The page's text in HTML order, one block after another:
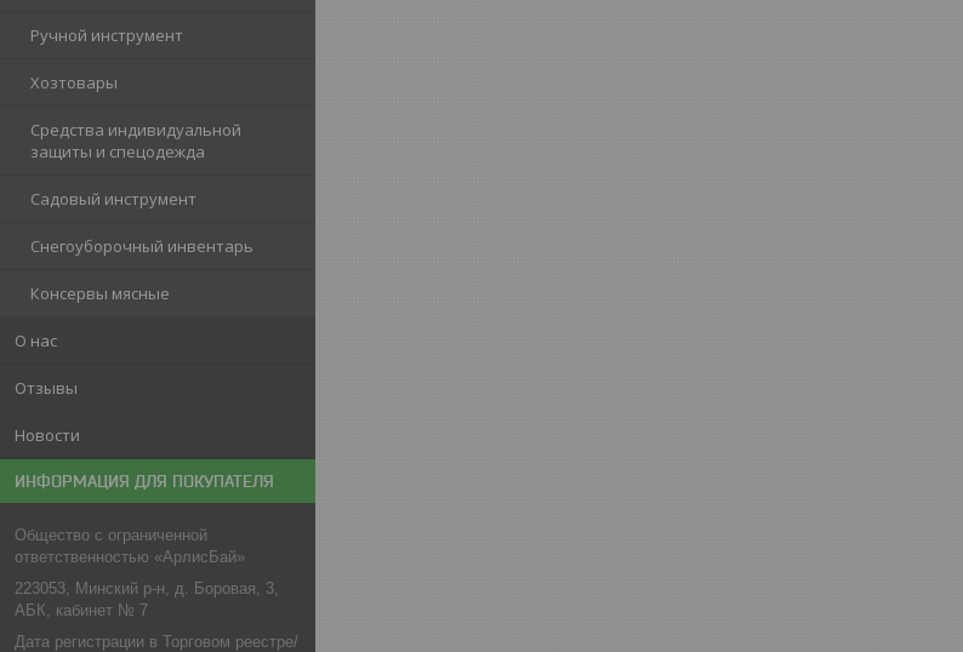
Ручной инструмент
Хозтовары
Средства индивидуальной
защиты и спецодежда
Садовый инструмент
Снегоуборочный инвентарь
Консервы мясные
О нас
Отзывы
Новости
ИНФОРМАЦИЯ ДЛЯ ПОКУПАТЕЛЯ
Общество с ограниченной
ответственностью «АрлисБай»
223053, Минский р-н, д. Боровая, 3,
АБК, кабинет № 7
Дата регистрации в Торговом реестре/